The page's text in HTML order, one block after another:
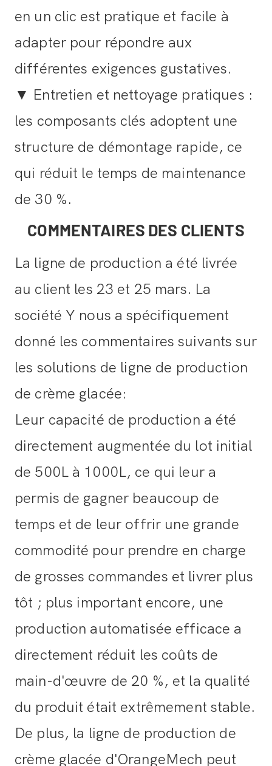
en un clic est pratique et facile à
adapter pour répondre aux
différentes exigences gustatives.
▼ Entretien et nettoyage pratiques :
les composants clés adoptent une
structure de démontage rapide, ce
qui réduit le temps de maintenance
de 30 %.
COMMENTAIRES DES CLIENTS
La ligne de production a été livrée
au client les 23 et 25 mars. La
société Y nous a spécifiquement
donné les commentaires suivants sur
les solutions de ligne de production
de crème glacée:
Leur capacité de production a été
directement augmentée du lot initial
de 500L à 1000L, ce qui leur a
permis de gagner beaucoup de
temps et de leur offrir une grande
commodité pour prendre en charge
de grosses commandes et livrer plus
tôt ; plus important encore, une
production automatisée efficace a
directement réduit les coûts de
main-d'œuvre de 20 %, et la qualité
du produit était extrêmement stable.
De plus, la ligne de production de
crème glacée d'OrangeMech peut